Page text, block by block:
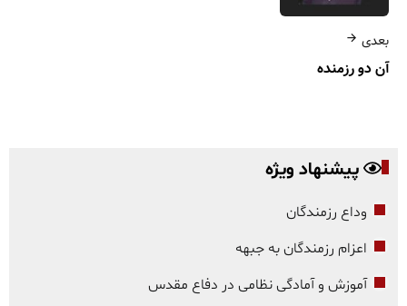
بعدی
آن دو رزمنده
پیشنهاد ویژه
وداع رزمندگان
اعزام رزمندگان به جبهه
آموزش و آمادگی نظامی در دفاع مقدس